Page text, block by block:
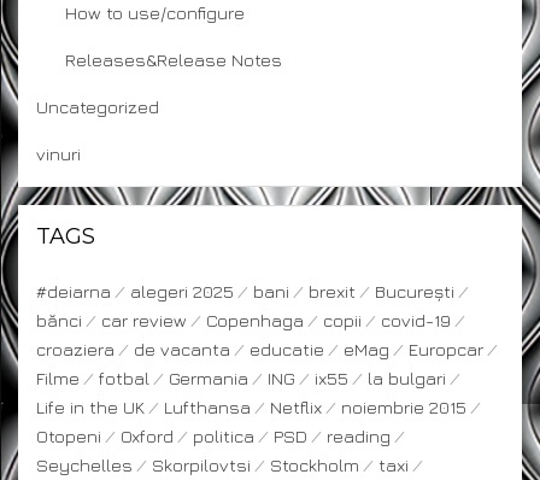
How to use/configure
Releases&Release Notes
Uncategorized
vinuri
TAGS
#deiarna alegeri 2025 bani brexit
București
bănci
car review Copenhaga copii
covid-19
croaziera
de vacanta educatie eMag
Europcar
Filme
fotbal Germania ING ix55
la bulgari
Life in the UK
Lufthansa Netflix
noiembrie 2015
Otopeni
Oxford politica PSD
reading
Seychelles
Skorpilovtsi Stockholm taxi